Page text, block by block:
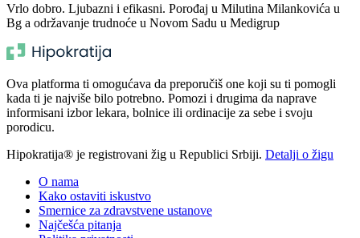
Vrlo dobro. Ljubazni i efikasni. Porođaj u Milutina Milankovića u
Bg a održavanje trudnoće u Novom Sadu u Medigrup
Ova platforma ti omogućava da preporučiš one koji su ti pomogli
kada ti je najviše bilo potrebno. Pomozi i drugima da naprave
informisani izbor lekara, bolnice ili ordinacije za sebe i svoju
porodicu.
Hipokratija® je registrovani žig u Republici Srbiji. Detalji o žigu
O nama
Kako ostaviti iskustvo
Smernice za zdravstvene ustanove
Najčešća pitanja